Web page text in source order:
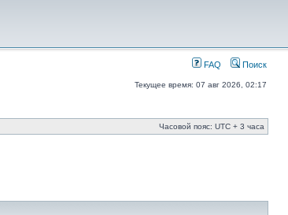
FAQ Поиск
Текущее время: 07 авг 2026, 02:17
Часовой пояс: UTC + 3 часа